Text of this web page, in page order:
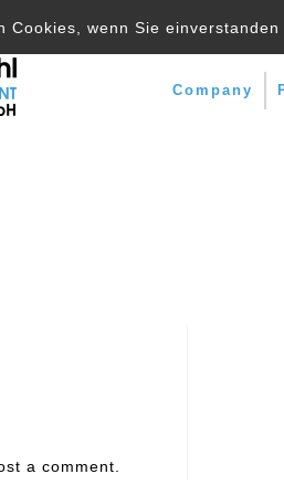
Cookies, wenn Sie
Company
a comment.